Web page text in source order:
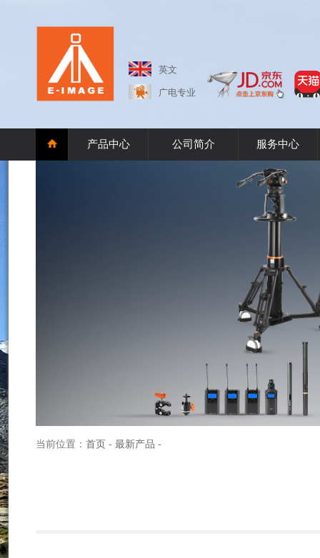
英文
广电专业
产品中心 公司简介 服务中心
当前位置： 首页 - 最新产品 -